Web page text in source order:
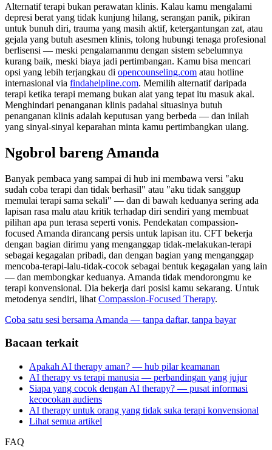
Alternatif terapi bukan perawatan klinis. Kalau kamu mengalami
depresi berat yang tidak kunjung hilang, serangan panik, pikiran
untuk bunuh diri, trauma yang masih aktif, ketergantungan zat, atau
gejala yang butuh asesmen klinis, tolong hubungi tenaga profesional
berlisensi — meski pengalamanmu dengan sistem sebelumnya
kurang baik, meski biaya jadi pertimbangan. Kamu bisa mencari
opsi yang lebih terjangkau di opencounseling.com atau hotline
internasional via findahelpline.com. Memilih alternatif daripada
terapi ketika terapi memang bukan alat yang tepat itu masuk akal.
Menghindari penanganan klinis padahal situasinya butuh
penanganan klinis adalah keputusan yang berbeda — dan inilah
yang sinyal-sinyal keparahan minta kamu pertimbangkan ulang.
Ngobrol bareng Amanda
Banyak pembaca yang sampai di hub ini membawa versi "aku
sudah coba terapi dan tidak berhasil" atau "aku tidak sanggup
memulai terapi sama sekali" — dan di bawah keduanya sering ada
lapisan rasa malu atau kritik terhadap diri sendiri yang membuat
pilihan apa pun terasa seperti vonis. Pendekatan compassion-
focused Amanda dirancang persis untuk lapisan itu. CFT bekerja
dengan bagian dirimu yang menganggap tidak-melakukan-terapi
sebagai kegagalan pribadi, dan dengan bagian yang menganggap
mencoba-terapi-lalu-tidak-cocok sebagai bentuk kegagalan yang lain
— dan membongkar keduanya. Amanda tidak mendorongmu ke
terapi konvensional. Dia bekerja dari posisi kamu sekarang. Untuk
metodenya sendiri, lihat Compassion-Focused Therapy.
Coba satu sesi bersama Amanda — tanpa daftar, tanpa bayar
Bacaan terkait
Apakah AI therapy aman? — hub pilar keamanan
AI therapy vs terapi manusia — perbandingan yang jujur
Siapa yang cocok dengan AI therapy? — pusat informasi
kecocokan audiens
AI therapy untuk orang yang tidak suka terapi konvensional
Lihat semua artikel
FAQ